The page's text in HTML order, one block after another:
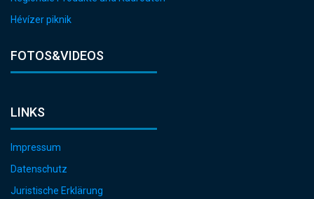
Hévízer piknik
FOTOS&VIDEOS
LINKS
Impressum
Datenschutz
Juristische Erklärung